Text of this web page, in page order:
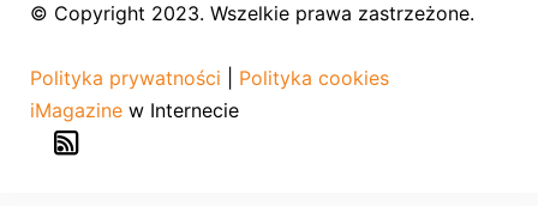
© Copyright 2023. Wszelkie prawa zastrzeżone.
Polityka prywatności
Polityka cookies
iMagazine w Internecie